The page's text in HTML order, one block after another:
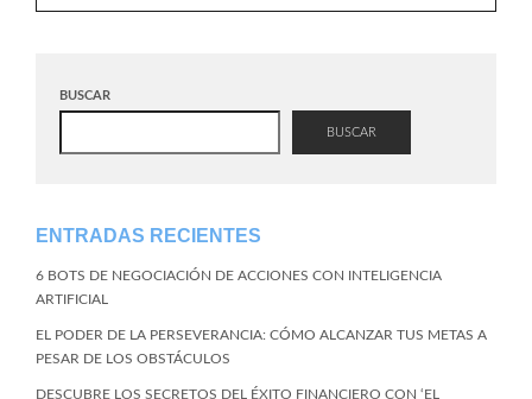
BUSCAR
BUSCAR
ENTRADAS RECIENTES
6 BOTS DE NEGOCIACIÓN DE ACCIONES CON INTELIGENCIA
ARTIFICIAL
EL PODER DE LA PERSEVERANCIA: CÓMO ALCANZAR TUS METAS A
PESAR DE LOS OBSTÁCULOS
DESCUBRE LOS SECRETOS DEL ÉXITO FINANCIERO CON ‘EL